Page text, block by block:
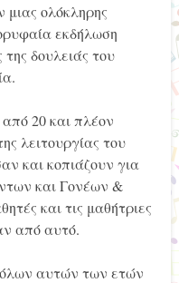
ολόκληρης
εκδήλωση
δουλειάς του
20 και πλέον
λειτουργίας του
και κοπιάζουν για
και Γονέων &
και τις μαθήτριες
από αυτό.
αυτών των ετών